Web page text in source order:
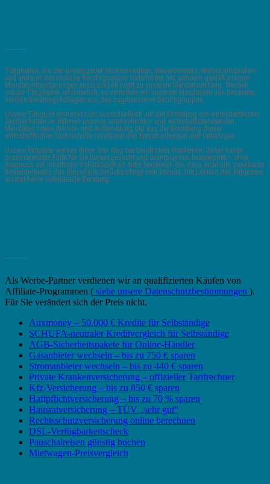
Tätigkeiten, die der Gesetzgeber Rechtsanwälten, Steuerberatern, Wirtschaftsprüfern
und anderen besonderen Berufsgruppen vorbehalten hat, gehören gemäß unseren
Mandatsvereinbarungen ausdrücklich nicht zu unserem Mandatsumfang. Werden
solche Tätigkeiten erforderlich, so vermitteln wir unserem Mandanten uns bekannte,
seriöse Beratungskollegen aus den zugelassenen Berufsgruppen.
Unsere Tätigkeit erstreckt sich ausschließlich auf die Ermittlung von wirtschaftlichen
Sachverhalten im Rahmen unseres unternehmens- und wirtschaftsberatenden
Mandates sowie die Vor- und Aufbereitung der aus der Ermittlung dieser
wirtschaftlichen Sachverhalte resultierenden Entscheidungen und Unterlagen.
Unsere Ratgeber weisen Ihnen den Weg bei beruflichen Problemen. Daher haben
praxisrelevante Fälle für Sie herausgesucht und exemplarisch beantwortet – ohne
Anspruch auf inhaltliche Vollständigkeit. Bitte bedenken Sie, dass nicht alle denkbaren
Besonderheiten des Einzelfalls berücksichtigt sein können. Die Lektüre des Ratgebers
ersetzt keine individuelle Beratung.
Als Werbe-Partner verdienen wir an qualifizierten Käufen von
Affiliate-Programmen ( siehe unsere Datenschutzbestimmungen ).
Für Sie verändert sich der Preis nicht.
Auxmoney – 50.000 € Kredite für Selbständige
SCHUFA-neutraler Kreditvergleich für Selbständige
AGB-Sicherheitspakete für Online-Händler
Gasanbieter wechseln – bis zu 750 € sparen
Stromanbieter wechseln – bis zu 440 € sparen
Private Krankenversicherung – offizieller Tarifrechner
Kfz-Versicherung – bis zu 850 € sparen
Haftpflichtversicherung – bis zu 70 % sparen
Hausratversicherung – TÜV „sehr gut“
Rechtsschutzversicherung online berechnen
DSL-Verfügbarkeitscheck
Pauschalreisen günstig buchen
Mietwagen-Preisvergleich